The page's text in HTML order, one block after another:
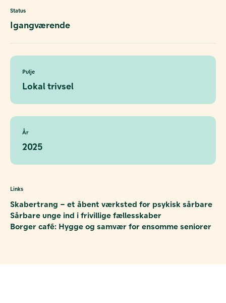
Status
Igangværende
Pulje
Lokal trivsel
År
2025
Links
Skabertrang – et åbent værksted for psykisk sårbare
Sårbare unge ind i frivillige fællesskaber
Borger café: Hygge og samvær for ensomme seniorer